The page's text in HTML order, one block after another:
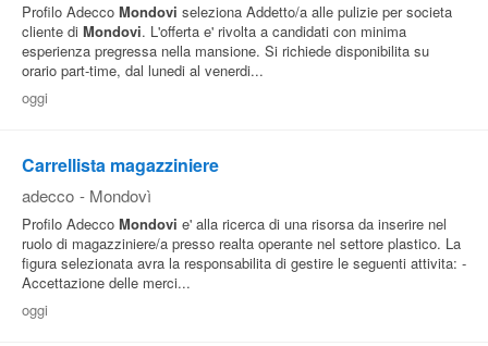
Profilo Adecco Mondovi seleziona Addetto/a alle pulizie per societa
cliente di Mondovi. L'offerta e' rivolta a candidati con minima
esperienza pregressa nella mansione. Si richiede disponibilita su
orario part-time, dal lunedi al venerdi...
oggi
Carrellista magazziniere
adecco - Mondovì
Profilo Adecco Mondovi e' alla ricerca di una risorsa da inserire nel
ruolo di magazziniere/a presso realta operante nel settore plastico. La
figura selezionata avra la responsabilita di gestire le seguenti attivita: -
Accettazione delle merci...
oggi